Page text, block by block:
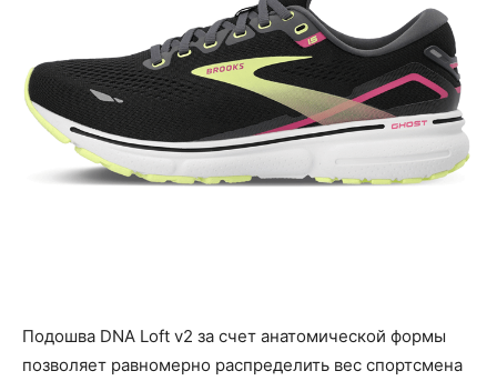
Подошва DNA Loft v2 за счет анатомической формы
позволяет равномерно распределить вес спортсмена